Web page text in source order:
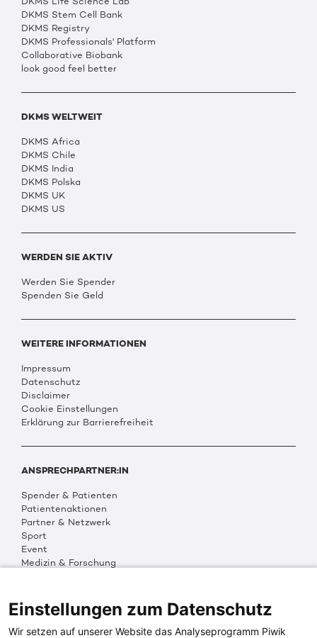
DKMS Stem Cell Bank
DKMS Registry
DKMS Professionals' Platform
Collaborative Biobank
look good feel better
DKMS WELTWEIT
DKMS Africa
DKMS Chile
DKMS India
DKMS Polska
DKMS UK
DKMS US
WERDEN SIE AKTIV
Werden Sie Spender
Spenden Sie Geld
WEITERE INFORMATIONEN
Impressum
Datenschutz
Disclaimer
Cookie Einstellungen
Erklärung zur Barrierefreiheit
ANSPRECHPARTNER:IN
Spender & Patienten
Patientenaktionen
Partner & Netzwerk
Sport
Event
Medizin & Forschung
Multimedia
Social Media
Einstellungen zum Datenschutz
Wir setzen auf unserer Website das Analyseprogramm Piwik